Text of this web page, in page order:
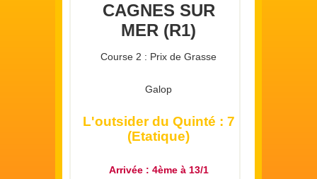
CAGNES SUR
MER (R1)
Course 2 : Prix de Grasse
Galop
L'outsider du Quinté : 7
(Etatique)
Arrivée : 4ème à 13/1